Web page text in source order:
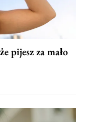
pijesz za mało